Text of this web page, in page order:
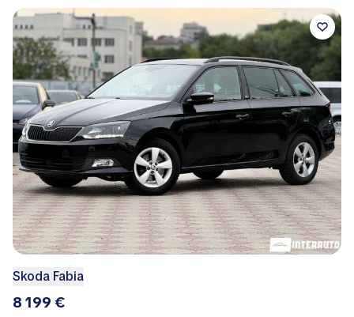
Skoda Fabia
8 199 €